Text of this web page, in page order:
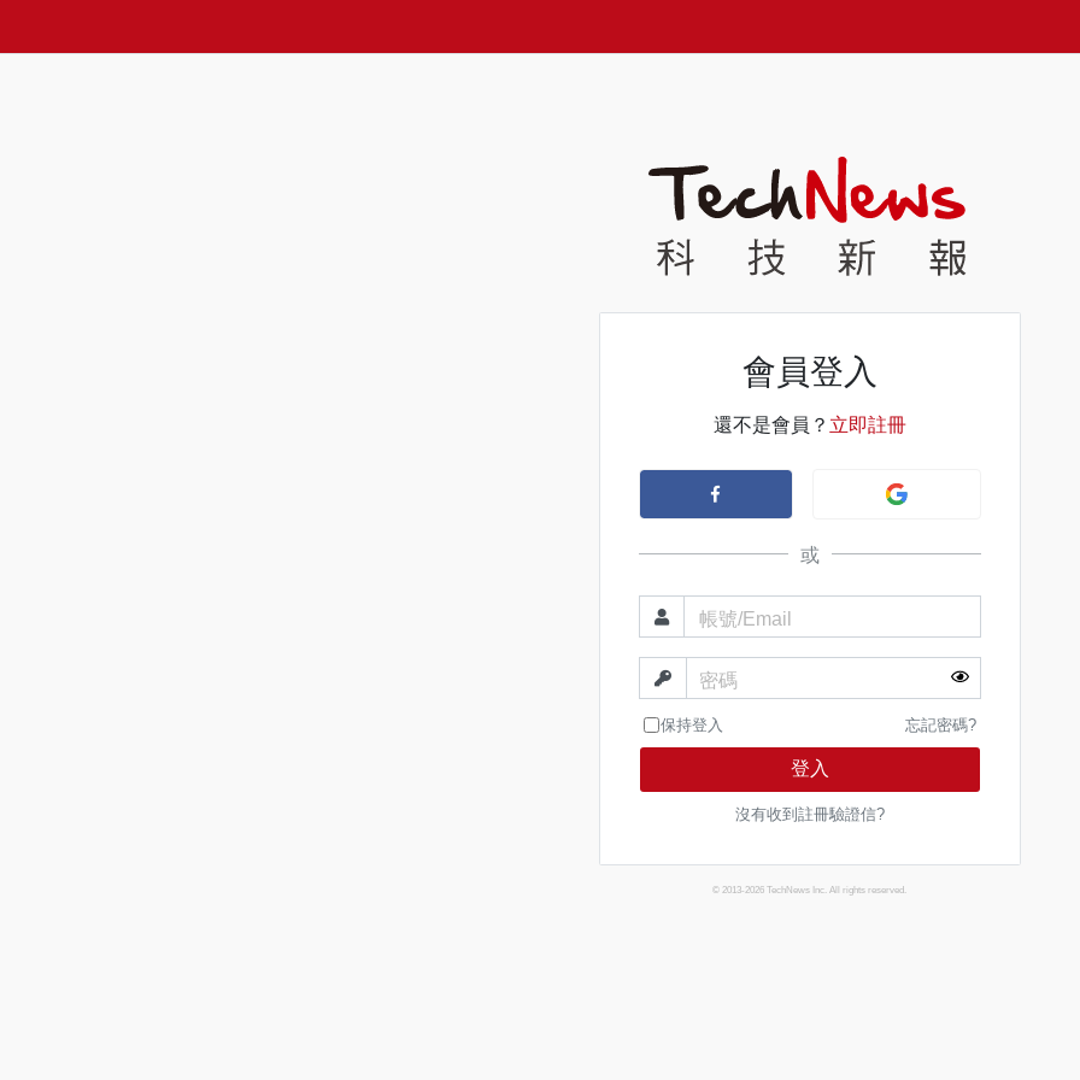
會員登入
還不是會員？ 立即註冊
或
帳號/Email
密碼
保持登入 忘記密碼?
登入
沒有收到註冊驗證信?
© 2013-2026 TechNews Inc. All rights reserved.